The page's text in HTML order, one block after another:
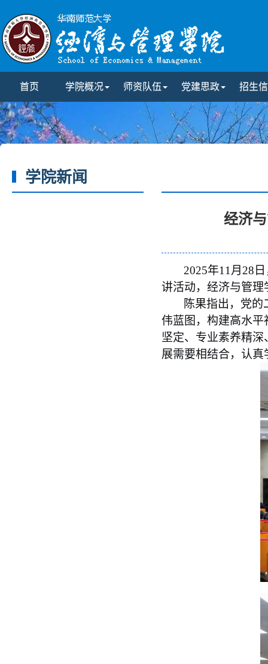
首页 学院概况 师资队伍 党建思政 招生
学院新闻
经济
2025年11 月 28
讲活动，经济与管
陈果指出，党
伟蓝图，构建高水
坚定、专业素养精
展需要相结合，认